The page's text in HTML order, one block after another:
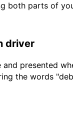
both parts of
driver
presented
the words